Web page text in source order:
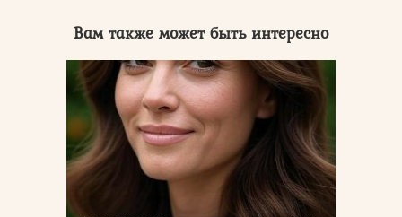
Вам также может быть интересно